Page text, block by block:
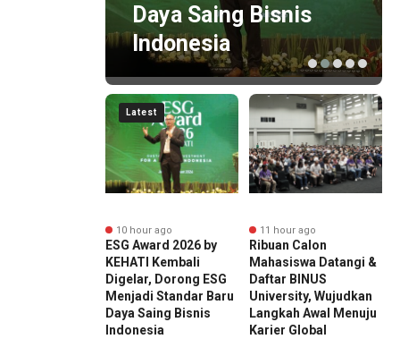
Daya Saing Bisnis
Indonesia
Latest
10 hour ago
ESG Award 2026 by
KEHATI Kembali
Digelar, Dorong ESG
Menjadi Standar Baru
Daya Saing Bisnis
Indonesia
11 hour ago
Ribuan Calon
Mahasiswa Datangi &
Daftar BINUS
University, Wujudkan
Langkah Awal Menuju
Karier Global